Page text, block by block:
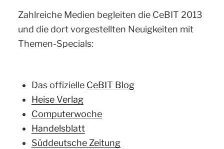
Zahlreiche Medien begleiten die CeBIT 2013
und die dort vorgestellten Neuigkeiten mit
Themen-Specials:
Das offizielle CeBIT Blog
Heise Verlag
Computerwoche
Handelsblatt
Süddeutsche Zeitung